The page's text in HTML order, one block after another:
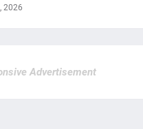
2026
Advertisement